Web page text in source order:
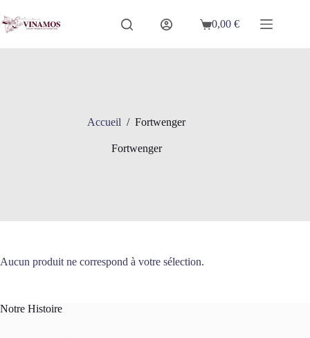
au
contenu
Panier
0,00€
Accueil / Fortwenger
Fortwenger
Aucun produit ne correspond à votre sélection.
Notre Histoire